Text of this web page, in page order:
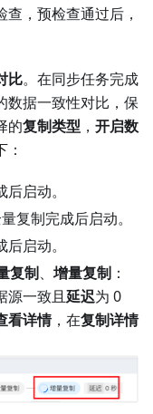
，预检查通过后，
比。在同步任务完成
数据一致性对比，保
的复制类型 ， 开启数
启动。
量复制完成后启动。
启动。
复制、 增量复制 ：
源一致且延迟为 0
看详情，在复制详情